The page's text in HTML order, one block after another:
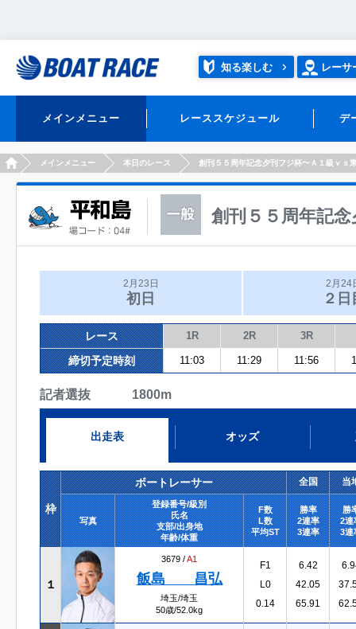
知る楽しむ レーサ
メインメニュー レーススケジュール デ
HOMEメインメニュー 本日のレース 創刊５５周年記念夕刊フジ杯〜Ａ１級ｖｓ
創刊５５周年記
2月23日
初日
2月24
２日
レース 1R 2R 3R
締切予定時刻 11:03 11:29 11:56
記者選抜 1800m
出走表 オッズ
枠
ボートレーサー 全国 当
写真
登録番号/級別
氏名
支部/出身地
年齢/体重
F数
L数
平均ST
勝率
2連率
3連率
勝
2連
3連
１
3679 /A1
飯島 昌弘
埼玉/埼玉
50歳/52.0kg
F1
L0
0.14
6.42
42.05
65.91